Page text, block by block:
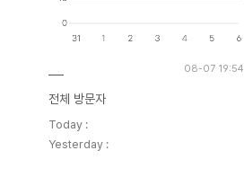
08-07 19:54
전체 방문자
Today :
Yesterday :